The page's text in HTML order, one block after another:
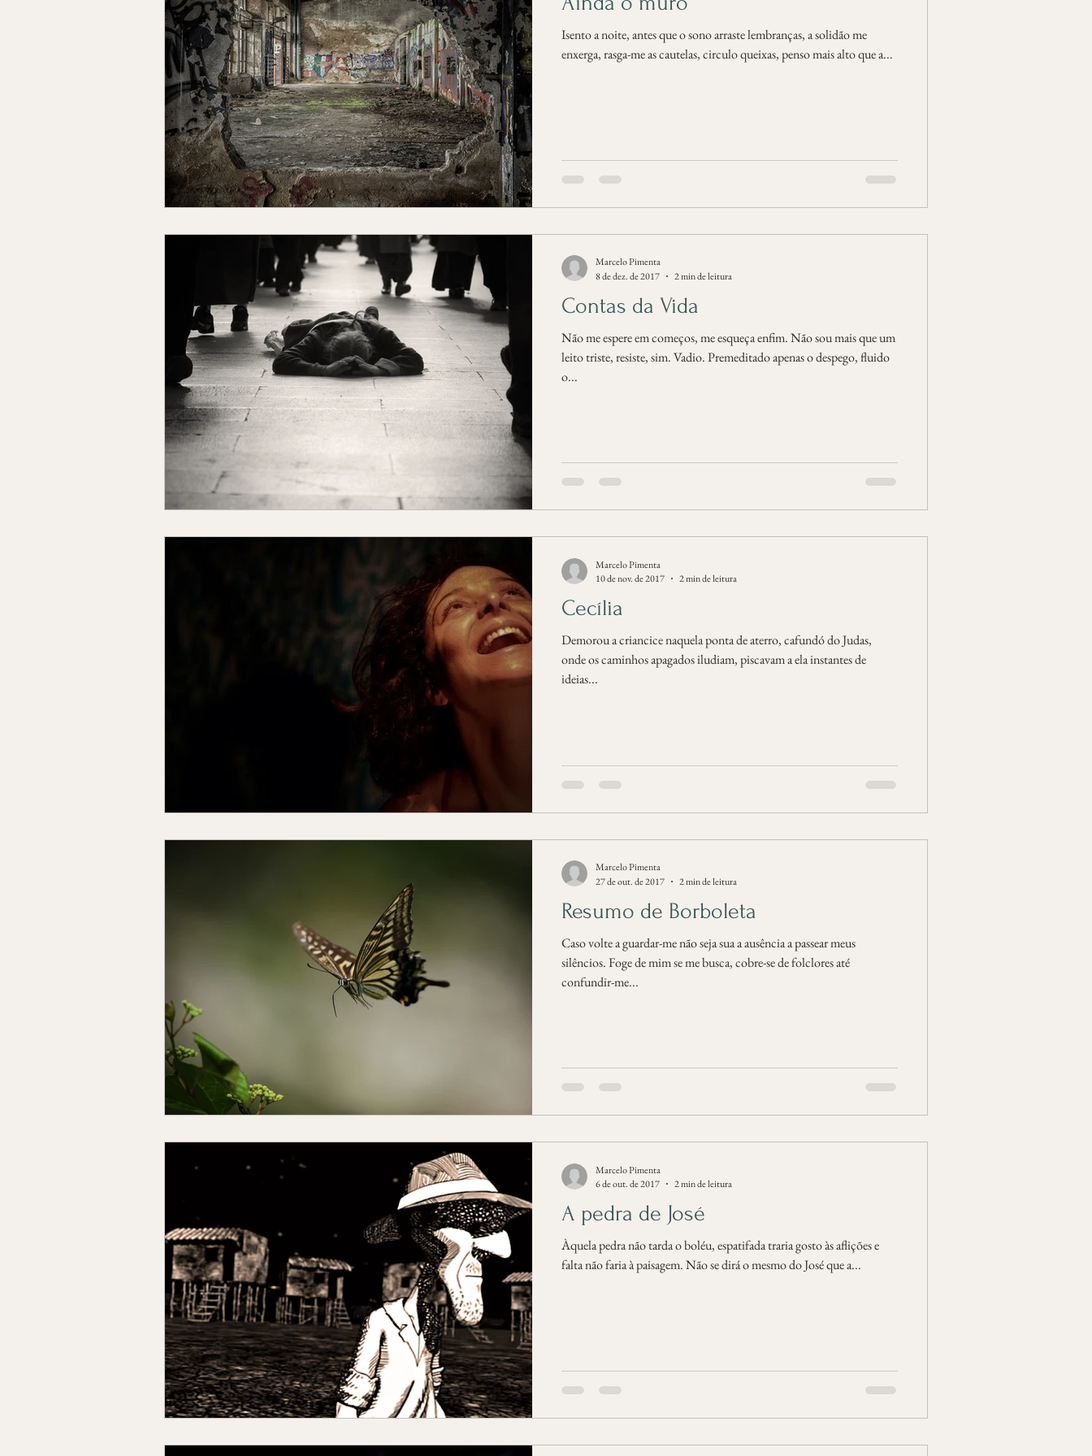
Isento a noite, antes que o sono arraste lembranças, a solidão me
enxerga, rasga-me as cautelas, circulo queixas, penso mais alto que a...
Contas da Vida
Não me espere em começos, me esqueça enfim. Não sou mais que um
leito triste, resiste, sim. Vadio. Premeditado apenas o despego, fluido
o...
Marcelo Pimenta
8 de dez. de 2017
2 min de leitura
Cecília
Demorou a criancice naquela ponta de aterro, cafundó do Judas,
onde os caminhos apagados iludiam, piscavam a ela instantes de
ideias...
Marcelo Pimenta
10 de nov. de 2017
2 min de leitura
Resumo de Borboleta
Caso volte a guardar-me não seja sua a ausência a passear meus
silêncios. Foge de mim se me busca, cobre-se de folclores até
confundir-me...
Marcelo Pimenta
27 de out. de 2017
2 min de leitura
A pedra de José
Àquela pedra não tarda o boléu, espatifada traria gosto às aflições e
falta não faria à paisagem. Não se dirá o mesmo do José que a...
Marcelo Pimenta
6 de out. de 2017
2 min de leitura